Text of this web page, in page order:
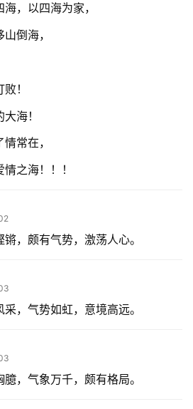
，以四海为家，
倒海，
！
海！
常在，
之海！！！
，颇有气势，激荡人心。
，气势如虹，意境高远。
，气象万千，颇有格局。